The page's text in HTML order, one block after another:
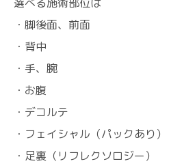
・脚後面、前面
・背中
・手、腕
・お腹
・デコルテ
・フェイシャル（パックあり）
・足裏（リフレクソロジー）